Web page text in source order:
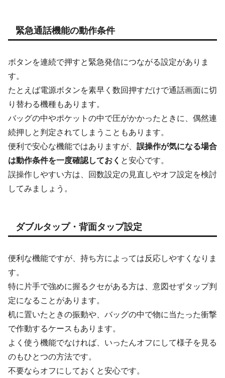
緊急通話機能の動作条件
ボタンを連続で押すと緊急発信につながる設定がありま
す。
たとえば電源ボタンを素早く数回押すだけで通話画面に切
り替わる機種もあります。
バッグの中やポケットの中で圧がかかったときに、偶然連
続押しと判定されてしまうこともあります。
便利で安心な機能ではありますが、 誤操作が気になる場合
は動作条件を一度確認しておく と安心です。
誤操作しやすい方は、回数設定の見直しやオフ設定を検討
してみましょう。
ダブルタップ・背面タップ設定
便利な機能ですが、持ち方によっては反応しやすくなりま
す。
特に片手で強めに握るクセがある方は、意図せずタップ判
定になることがあります。
机に置いたときの振動や、バッグの中で物に当たった衝撃
で作動するケースもあります。
よく使う機能でなければ、いったんオフにして様子を見る
のもひとつの方法です。
不要ならオフにしておくと安心です。